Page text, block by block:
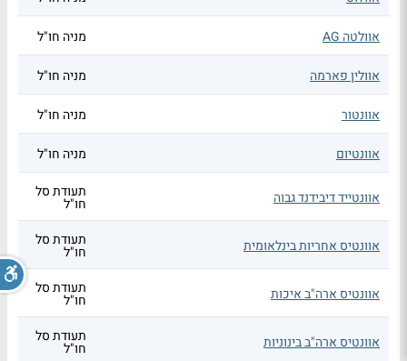
אוולטה AG מניה חו"ל
אוולין פארמה מניה חו"ל
אוונטור מניה חו"ל
אוונטיום מניה חו"ל
אוונטייד דיבידנד גבוה תעודת סל
חו"ל
אוונטיס אחריות בינלאומית תעודת סל
חו"ל
אוונטיס ארה"ב איכות תעודת סל
חו"ל
אוונטיס ארה"ב בינוניות תעודת סל
חו"ל